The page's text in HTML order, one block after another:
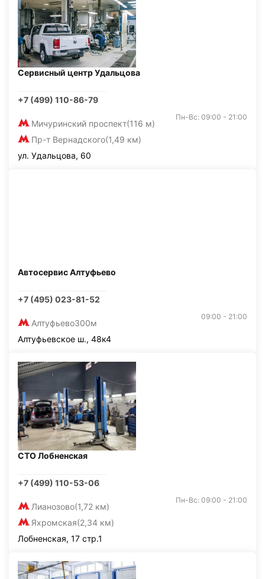
Сервисный центр Удальцова
+7 (499) 110-86-79
Мичуринский проспект(116 м)
Пр-т Вернадского(1,49 км)
Пн-Вс: 09:00 - 21:00
ул. Удальцова, 60
Автосервис Алтуфьево
+7 (495) 023-81-52
Алтуфьево300м
09:00 - 21:00
Алтуфьевское ш., 48к4
СТО Лобненская
+7 (499) 110-53-06
Лианозово(1,72 км)
Яхромская(2,34 км)
Пн-Вс: 09:00 - 21:00
Лобненская, 17 стр.1